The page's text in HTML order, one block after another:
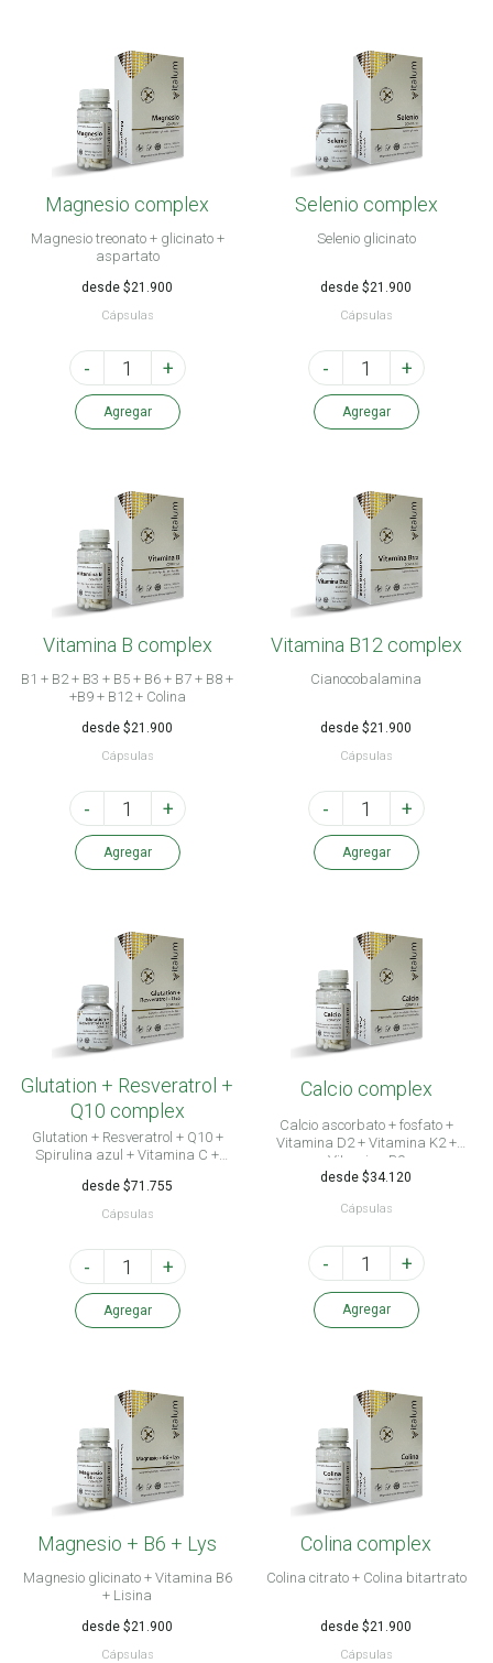
Magnesio complex
Magnesio treonato + glicinato +
aspartato
desde $21.900
Cápsulas
- +
Agregar
Selenio complex
Selenio glicinato
desde $21.900
Cápsulas
- +
Agregar
Vitamina B complex
B1 + B2 + B3 + B5 + B6 + B7 + B8 +
+B9 + B12 + Colina
desde $21.900
Cápsulas
- +
Agregar
Vitamina B12 complex
Cianocobalamina
desde $21.900
Cápsulas
- +
Agregar
Glutation + Resveratrol +
Q10 complex
Glutation + Resveratrol + Q10 +
Spirulina azul + Vitamina C +
desde $71.755
Cápsulas
- +
Agregar
Calcio complex
Calcio ascorbato + fosfato +
Vitamina D2 + Vitamina K2 +
Vitamina B9
desde $34.120
Cápsulas
- +
Agregar
Magnesio + B6 + Lys
Magnesio glicinato + Vitamina B6
+ Lisina
desde $21.900
Cápsulas
Colina complex
Colina citrato + Colina bitartrato
desde $21.900
Cápsulas